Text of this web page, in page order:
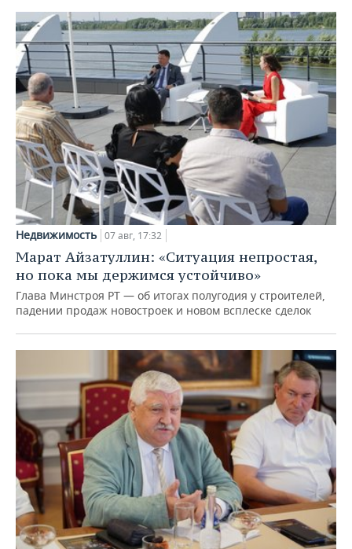
Недвижимость 07 авг, 17:32
Марат Айзатуллин: «Ситуация непростая,
но пока мы держимся устойчиво»
Глава Минстроя РТ — об итогах полугодия у строителей,
падении продаж новостроек и новом всплеске сделок